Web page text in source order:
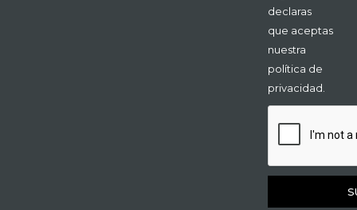
declaras
que aceptas
nuestra
política de
privacidad.